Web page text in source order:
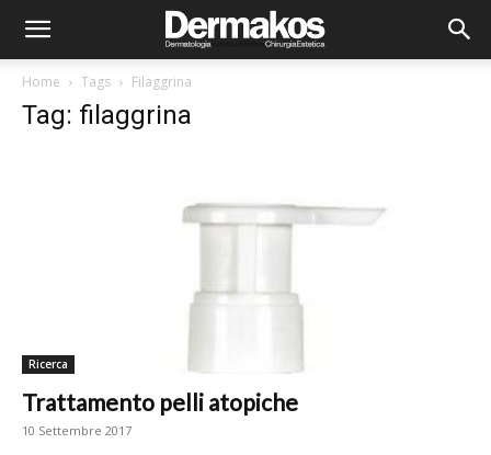
Home Tags Filaggrina
Tag: filaggrina
Ricerca
Trattamento pelli atopiche
10 Settembre 2017